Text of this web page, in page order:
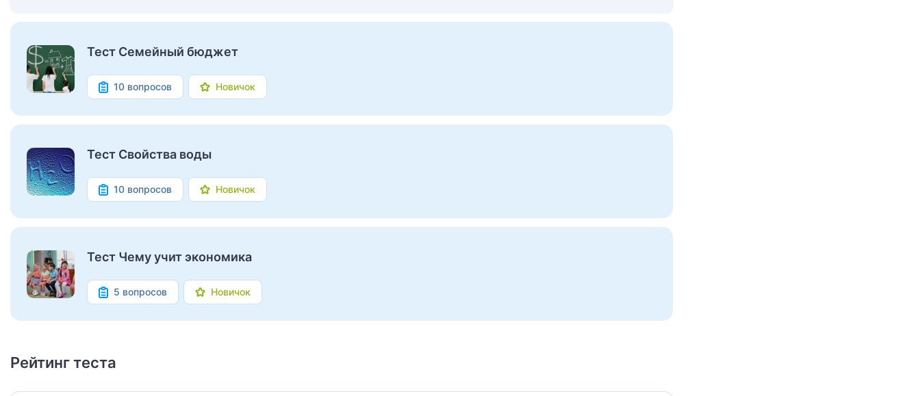
Тест Семейный бюджет
10 вопросов Новичок
Тест Свойства воды
10 вопросов Новичок
Тест Чему учит экономика
5 вопросов Новичок
Рейтинг теста